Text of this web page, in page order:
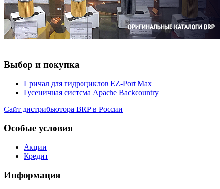
Выбор и покупка
Причал для гидроциклов EZ-Port Max
Гусеничная система Apache Backcountry
Сайт дистрибьютора BRP в России
Особые условия
Акции
Кредит
Информация